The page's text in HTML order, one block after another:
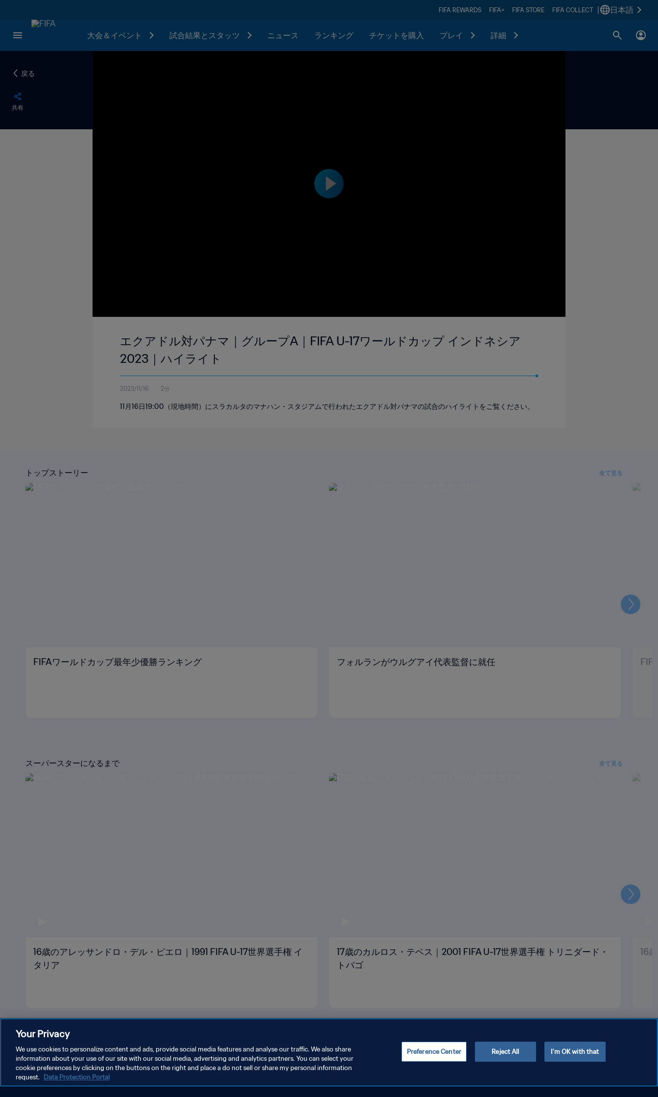
FIFA REWARDS FIFA+ FIFA STORE FIFA COLLECT 日本語
大会＆イベント 試合結果とスタッツ ニュース ランキング チケットを購入 プレイ 詳細
戻る
共有
エクアドル対パナマ｜グループA｜FIFA U-17ワールドカップ インドネシア
2023｜ハイライト
2023/11/16 2分
11月16日19:00（現地時間）にスラカルタのマナハン・スタジアムで行われたエクアドル対パナマの試合のハイライトをご覧ください。
トップストーリー 全て見る
FIFAワールドカップ最年少優勝ランキング フォルランがウルグアイ代表監督に就任
次
スーパースターになるまで 全て見る
16歳のアレッサンドロ・デル・ピエロ｜1991 FIFA U-17世界選手権 イ
タリア
17歳のカルロス・テベス｜2001 FIFA U-17世界選手権 トリニダード・
トバゴ
16
次
プライバシーポリシー サービス利用規約 クッキー設定の管理
Your Privacy
We use cookies to personalize content and ads, provide social media features and analyse our traffic. We also share
information about your use of our site with our social media, advertising and analytics partners. You can select your
cookie preferences by clicking on the buttons on the right and place a do not sell or share my personal information
request. Data Protection Portal
Preference Center Reject All I'm OK with that